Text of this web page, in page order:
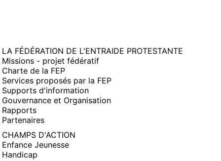
LA FÉDÉRATION DE L'ENTRAIDE PROTESTANTE
Missions - projet fédératif
Charte de la FEP
Services proposés par la FEP
Supports d'information
Gouvernance et Organisation
Rapports
Partenaires
CHAMPS D'ACTION
Enfance Jeunesse
Handicap